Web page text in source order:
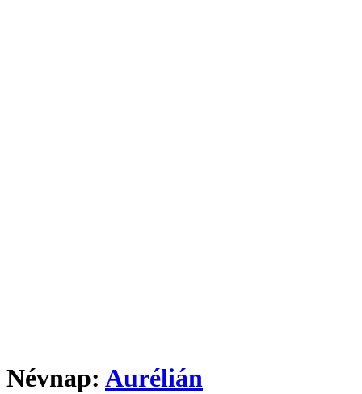
Névnap: Aurélián